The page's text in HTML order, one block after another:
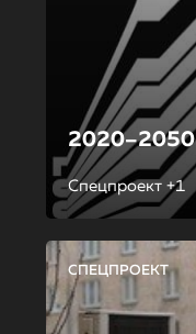
2020–2050
Спецпроект +1
СПЕЦПРОЕКТ